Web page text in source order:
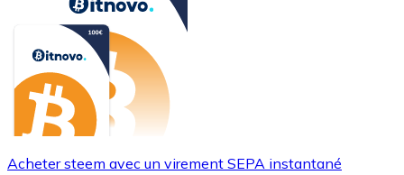
Acheter steem avec un virement SEPA instantané